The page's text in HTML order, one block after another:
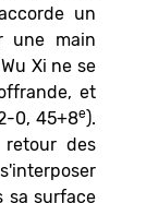
un
une main
Xi ne se
et
0, 45+8e).
des
sa surface